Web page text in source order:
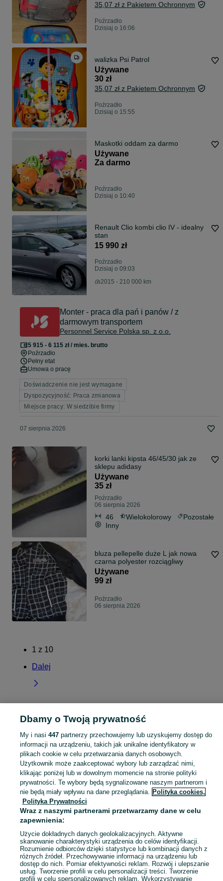
35,07 zł z Pakietem Ochronnym
Poźrzadło
Dzisiaj o 16:06
walizka Psi Patrol
Używane
30 zł
35,07 zł z Pakietem Ochronnym
Poźrzadło
Dzisiaj o 15:55
Maskotki oddam za darmo
Używane
Za darmo
Poźrzadło
Dzisiaj o 10:40
Renault Clio kombi clio IV - idealny
stan
15 990 zł
Poźrzadło
Dzisiaj o 09:03
2015 - 210 000 km
Monter - praca dla pań i panów / z
darmowym transportem
Personnel Service Polska sp. z o.o.
5 915 - 6 115 zł / mies. brutto
Poźrzadło
Pełny etat
Umowa o pracę
Doświadczenie nie jest wymagane
Dyspozycyjność: Praca zmianowa
Miejsce pracy: W siedzibie firmy
07 sierpnia 2026
korki lanki kipsta 46/45/30 jak ze
sklepu adidasy
Używane
35 zł
Poźrzadło
06 sierpnia 2026
46 Wielokolorowy
Pozostałe
Inny
bluza pellepelle duże L jak nowa
czarna polyester rozciągliwy
Używane
99 zł
Poźrzadło
06 sierpnia 2026
1 z 10
Dalej
Strona główna Lubuskie Poźrzadło
KATEGORIA
Zobacz
Mapa kategorii
Mapa miejscowości
Mapa ministron
Popularne wyszukiwania
Dbamy o Twoją prywatność
My i nasi 447partnerzy przechowujemy lub uzyskujemy dostęp do
informacji na urządzeniu, takich jak unikalne identyfikatory w
plikach cookie w celu przetwarzania danych osobowych.
Użytkownik może zaakceptować wybory lub zarządzać nimi,
klikając poniżej lub w dowolnym momencie na stronie polityki
prywatności. Te wybory będą sygnalizowane naszym partnerom i
nie będą miały wpływu na dane przeglądania. Polityka cookies,
Polityka Prywatności
Wraz z naszymi partnerami przetwarzamy dane w celu
zapewnienia:
Użycie dokładnych danych geolokalizacyjnych. Aktywne
skanowanie charakterystyki urządzenia do celów identyfikacji.
Rozumienie odbiorców dzięki statystyce lub kombinacji danych z
różnych źródeł. Przechowywanie informacji na urządzeniu lub
dostęp do nich. Pomiar efektywności reklam. Rozwój i ulepszanie
usług. Tworzenie profili w celu personalizacji treści. Tworzenie
profili w celu spersonalizowanych reklam. Wykorzystywanie